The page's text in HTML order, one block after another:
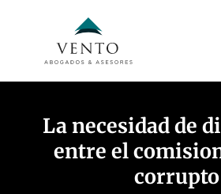
La necesidad de
entre el
corrupto